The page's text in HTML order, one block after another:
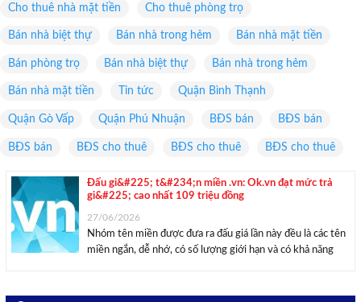
Cho thuê nhà mặt tiền Cho thuê phòng trọ
Bán nhà biệt thự Bán nhà trong hẻm Bán nhà mặt tiền
Bán phòng trọ Bán nhà biệt thự Bán nhà trong hẻm
Bán nhà mặt tiền Tin tức Quận Bình Thạnh
Quận Gò Vấp Quận Phú Nhuận BĐS bán BĐS bán
BĐS bán BĐS cho thuê BĐS cho thuê BĐS cho thuê
Đấu gi&#225; t&#234;n miền .vn: Ok.vn đạt mức trả
gi&#225; cao nhất 109 triệu đồng
27/06/2026
Nhóm tên miền được đưa ra đấu giá lần này đều là các tên
miền ngắn, dễ nhớ, có số lượng giới hạn và có khả năng